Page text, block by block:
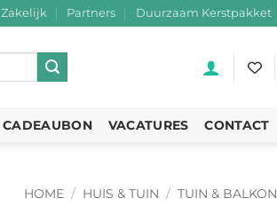
Zakelijk Partners Duurzaam Kerstpakket
CADEAUBON VACATURES CONTACT
HOME / HUIS & TUIN / TUIN & BALKON